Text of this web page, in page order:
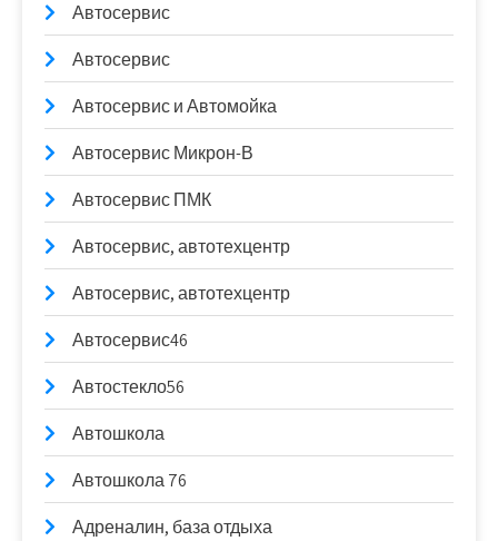
Автосервис
Автосервис
Автосервис и Автомойка
Автосервис Микрон-В
Автосервис ПМК
Автосервис, автотехцентр
Автосервис, автотехцентр
Автосервис46
Автостекло56
Автошкола
Автошкола 76
Адреналин, база отдыха